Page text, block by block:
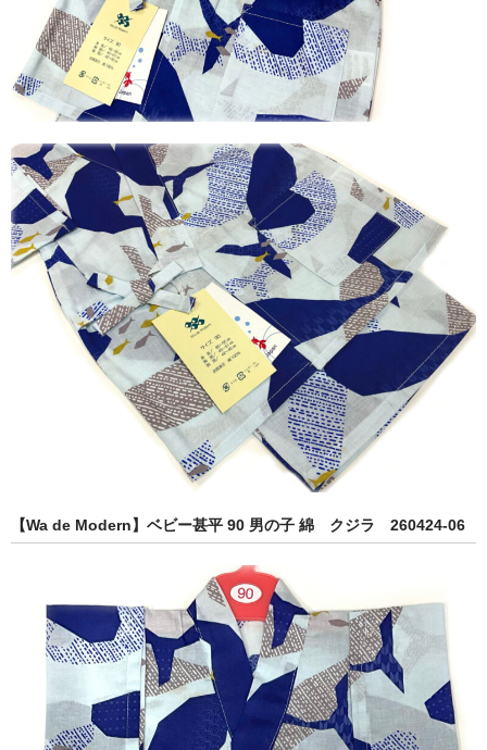
【Wa de Modern】ベビー甚平 90 男の子 綿 クジラ 260424-06